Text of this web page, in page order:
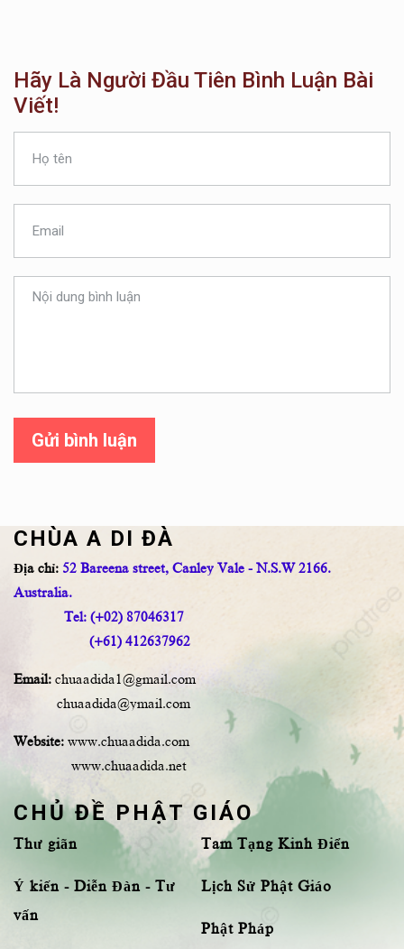
Hãy Là Người Đầu Tiên Bình Luận Bài
Viết!
Gửi bình luận
CHÙA A DI ĐÀ
Địa chỉ: 52 Bareena street, Canley Vale - N.S.W 2166.
Australia.
Tel: (+02) 87046317
(+61) 412637962
Email: chuaadida1@gmail.com
chuaadida@ymail.com
Website: www.chuaadida.com
www.chuaadida.net
CHỦ ĐỀ PHẬT GIÁO
Thư giãn
Ý kiến - Diễn Đàn - Tư
vấn
Tam Tạng Kinh Điển
Lịch Sử Phật Giáo
Phật Pháp